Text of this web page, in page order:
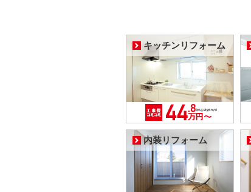
キッチンリフォーム
内装リフォーム